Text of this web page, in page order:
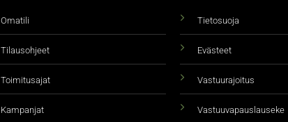
Omatili
Tilausohjeet
Toimitusajat
Kampanjat
Tietosuoja
Evästeet
Vastuurajoitus
Vastuuvapauslauseke